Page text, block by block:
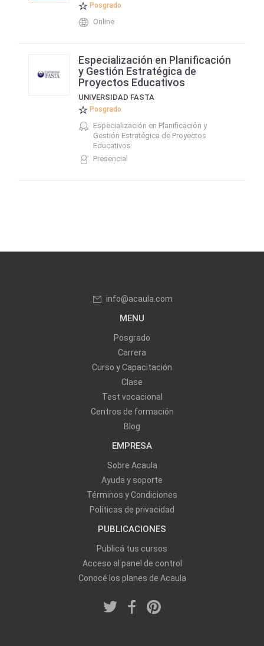
Posgrado
Online
Especialización en Planificación
y Gestión Estratégica de
Proyectos Educativos
UNIVERSIDAD FASTA
Posgrado
Especialización en Planificación y
Gestión Estratégica de Proyectos
Educativos
Presencial
info@acaula.com
MENU
Posgrado
Carrera
Curso y Capacitación
Clase
Test vocacional
Centros de formación
Blog
EMPRESA
Sobre Acaula
Ayuda y soporte
Términos y Condiciones
Políticas de privacidad
PUBLICACIONES
Publicá tus cursos
Acceso al panel de control
Conocé los planes de Acaula